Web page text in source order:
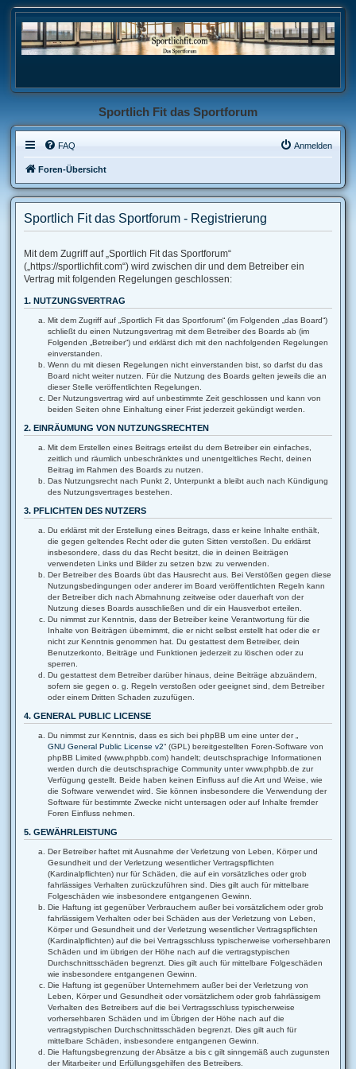
Sportlich Fit das Sportforum
FAQ Anmelden
Foren-Übersicht
Sportlich Fit das Sportforum - Registrierung
Mit dem Zugriff auf „Sportlich Fit das Sportforum“
(„https://sportlichfit.com“) wird zwischen dir und dem Betreiber ein
Vertrag mit folgenden Regelungen geschlossen:
1. NUTZUNGSVERTRAG
Mit dem Zugriff auf „Sportlich Fit das Sportforum“ (im Folgenden „das Board“)
schließt du einen Nutzungsvertrag mit dem Betreiber des Boards ab (im
Folgenden „Betreiber“) und erklärst dich mit den nachfolgenden Regelungen
einverstanden.
Wenn du mit diesen Regelungen nicht einverstanden bist, so darfst du das
Board nicht weiter nutzen. Für die Nutzung des Boards gelten jeweils die an
dieser Stelle veröffentlichten Regelungen.
Der Nutzungsvertrag wird auf unbestimmte Zeit geschlossen und kann von
beiden Seiten ohne Einhaltung einer Frist jederzeit gekündigt werden.
2. EINRÄUMUNG VON NUTZUNGSRECHTEN
Mit dem Erstellen eines Beitrags erteilst du dem Betreiber ein einfaches,
zeitlich und räumlich unbeschränktes und unentgeltliches Recht, deinen
Beitrag im Rahmen des Boards zu nutzen.
Das Nutzungsrecht nach Punkt 2, Unterpunkt a bleibt auch nach Kündigung
des Nutzungsvertrages bestehen.
3. PFLICHTEN DES NUTZERS
Du erklärst mit der Erstellung eines Beitrags, dass er keine Inhalte enthält,
die gegen geltendes Recht oder die guten Sitten verstoßen. Du erklärst
insbesondere, dass du das Recht besitzt, die in deinen Beiträgen
verwendeten Links und Bilder zu setzen bzw. zu verwenden.
Der Betreiber des Boards übt das Hausrecht aus. Bei Verstößen gegen diese
Nutzungsbedingungen oder anderer im Board veröffentlichten Regeln kann
der Betreiber dich nach Abmahnung zeitweise oder dauerhaft von der
Nutzung dieses Boards ausschließen und dir ein Hausverbot erteilen.
Du nimmst zur Kenntnis, dass der Betreiber keine Verantwortung für die
Inhalte von Beiträgen übernimmt, die er nicht selbst erstellt hat oder die er
nicht zur Kenntnis genommen hat. Du gestattest dem Betreiber, dein
Benutzerkonto, Beiträge und Funktionen jederzeit zu löschen oder zu
sperren.
Du gestattest dem Betreiber darüber hinaus, deine Beiträge abzuändern,
sofern sie gegen o. g. Regeln verstoßen oder geeignet sind, dem Betreiber
oder einem Dritten Schaden zuzufügen.
4. GENERAL PUBLIC LICENSE
Du nimmst zur Kenntnis, dass es sich bei phpBB um eine unter der „
GNU General Public License v2“ (GPL) bereitgestellten Foren-Software von
phpBB Limited (www.phpbb.com) handelt; deutschsprachige Informationen
werden durch die deutschsprachige Community unter www.phpbb.de zur
Verfügung gestellt. Beide haben keinen Einfluss auf die Art und Weise, wie
die Software verwendet wird. Sie können insbesondere die Verwendung der
Software für bestimmte Zwecke nicht untersagen oder auf Inhalte fremder
Foren Einfluss nehmen.
5. GEWÄHRLEISTUNG
Der Betreiber haftet mit Ausnahme der Verletzung von Leben, Körper und
Gesundheit und der Verletzung wesentlicher Vertragspflichten
(Kardinalpflichten) nur für Schäden, die auf ein vorsätzliches oder grob
fahrlässiges Verhalten zurückzuführen sind. Dies gilt auch für mittelbare
Folgeschäden wie insbesondere entgangenen Gewinn.
Die Haftung ist gegenüber Verbrauchern außer bei vorsätzlichem oder grob
fahrlässigem Verhalten oder bei Schäden aus der Verletzung von Leben,
Körper und Gesundheit und der Verletzung wesentlicher Vertragspflichten
(Kardinalpflichten) auf die bei Vertragsschluss typischerweise vorhersehbaren
Schäden und im übrigen der Höhe nach auf die vertragstypischen
Durchschnittsschäden begrenzt. Dies gilt auch für mittelbare Folgeschäden
wie insbesondere entgangenen Gewinn.
Die Haftung ist gegenüber Unternehmern außer bei der Verletzung von
Leben, Körper und Gesundheit oder vorsätzlichem oder grob fahrlässigem
Verhalten des Betreibers auf die bei Vertragsschluss typischerweise
vorhersehbaren Schäden und im Übrigen der Höhe nach auf die
vertragstypischen Durchschnittsschäden begrenzt. Dies gilt auch für
mittelbare Schäden, insbesondere entgangenen Gewinn.
Die Haftungsbegrenzung der Absätze a bis c gilt sinngemäß auch zugunsten
der Mitarbeiter und Erfüllungsgehilfen des Betreibers.